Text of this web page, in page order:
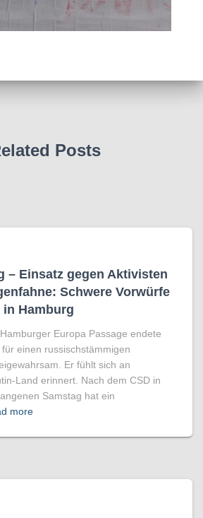
Posts
– Einsatz gegen Aktivisten
Schwere Vorwürfe
Hamburg
Europa Passage endete
einen russischstämmigen
Er fühlt sich an
Land erinnert. Nach dem CSD in
Samstag hat ein
more